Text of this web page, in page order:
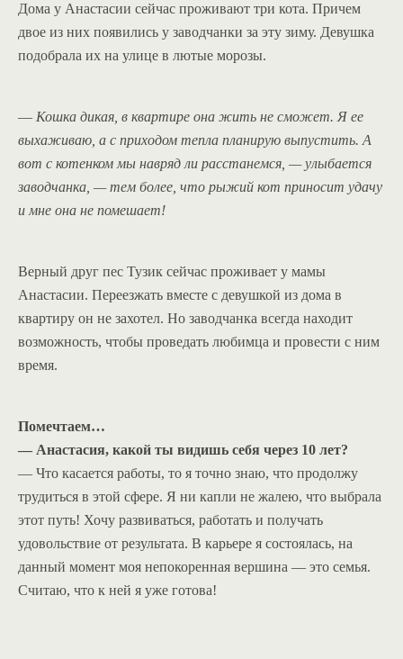
Дома у Анастасии сейчас проживают три кота. Причем
двое из них появились у заводчанки за эту зиму. Девушка
подобрала их на улице в лютые морозы.
— Кошка дикая, в квартире она жить не сможет. Я ее
выхаживаю, а с приходом тепла планирую выпустить. А
вот с котенком мы навряд ли расстанемся, — улыбается
заводчанка, — тем более, что рыжий кот приносит удачу
и мне она не помешает!
Верный друг пес Тузик сейчас проживает у мамы
Анастасии. Переезжать вместе с девушкой из дома в
квартиру он не захотел. Но заводчанка всегда находит
возможность, чтобы проведать любимца и провести с ним
время.
Помечтаем…
— Анастасия, какой ты видишь себя через 10 лет?
— Что касается работы, то я точно знаю, что продолжу
трудиться в этой сфере. Я ни капли не жалею, что выбрала
этот путь! Хочу развиваться, работать и получать
удовольствие от результата. В карьере я состоялась, на
данный момент моя непокоренная вершина — это семья.
Считаю, что к ней я уже готова!